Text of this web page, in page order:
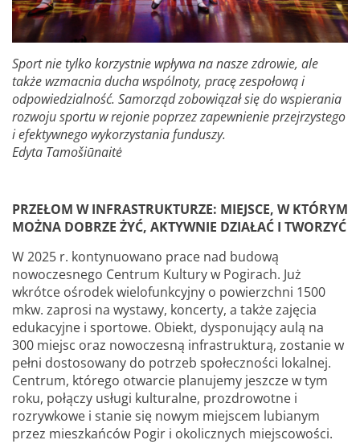
Sport nie tylko korzystnie wpływa na nasze zdrowie, ale
także wzmacnia ducha wspólnoty, pracę zespołową i
odpowiedzialność. Samorząd zobowiązał się do wspierania
rozwoju sportu w rejonie poprzez zapewnienie przejrzystego
i efektywnego wykorzystania funduszy.
Edyta Tamošiūnaitė
PRZEŁOM W INFRASTRUKTURZE: MIEJSCE, W KTÓRYM
MOŻNA DOBRZE ŻYĆ, AKTYWNIE DZIAŁAĆ I TWORZYĆ
W 2025 r. kontynuowano prace nad budową
nowoczesnego Centrum Kultury w Pogirach. Już
wkrótce ośrodek wielofunkcyjny o powierzchni 1500
mkw. zaprosi na wystawy, koncerty, a także zajęcia
edukacyjne i sportowe. Obiekt, dysponujący aulą na
300 miejsc oraz nowoczesną infrastrukturą, zostanie w
pełni dostosowany do potrzeb społeczności lokalnej.
Centrum, którego otwarcie planujemy jeszcze w tym
roku, połączy usługi kulturalne, prozdrowotne i
rozrywkowe i stanie się nowym miejscem lubianym
przez mieszkańców Pogir i okolicznych miejscowości.